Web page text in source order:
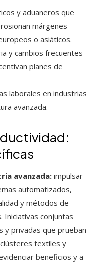
y aduaneros que
márgenes
o asiáticos.
y cambios frecuentes
planes de
laborales en industrias
avanzada.
avanzada: impulsar
automatizados,
y métodos de
Iniciativas conjuntas
y privadas que prueban
textiles y
beneficios y a